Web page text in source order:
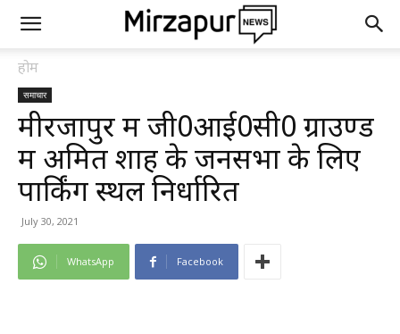
होम
समाचार
मीरजापुर में जी0आई0सी0 ग्राउण्ड
में अमित शाह के जनसभा के लिए
पार्किंग स्थल निर्धारित
July 30, 2021
WhatsApp Facebook